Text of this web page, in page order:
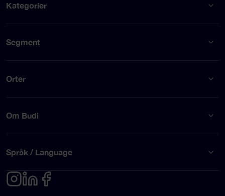
Kategorier
Segment
Orter
Om Budi
Språk / Language